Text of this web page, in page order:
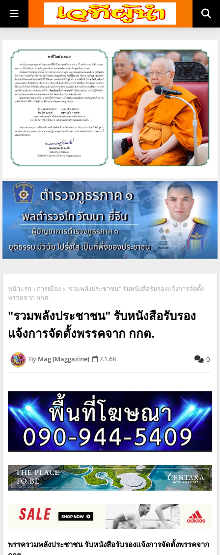
หน้าแรก การเมือง
"รวมพลังประชาชน" รับหนังสือรับรองแจ้งการจัดตั้ง
พรรคจาก กกต.
"รวมพลังประชาชน" รับหนังสือรับรอง
แจ้งการจัดตั้งพรรคจาก กกต.
Mag [Maggazine] 7.1.68 0
พรรครวมพลังประชาชน รับหนังสือรับรองแจ้งการจัดตั้งพรรคจาก